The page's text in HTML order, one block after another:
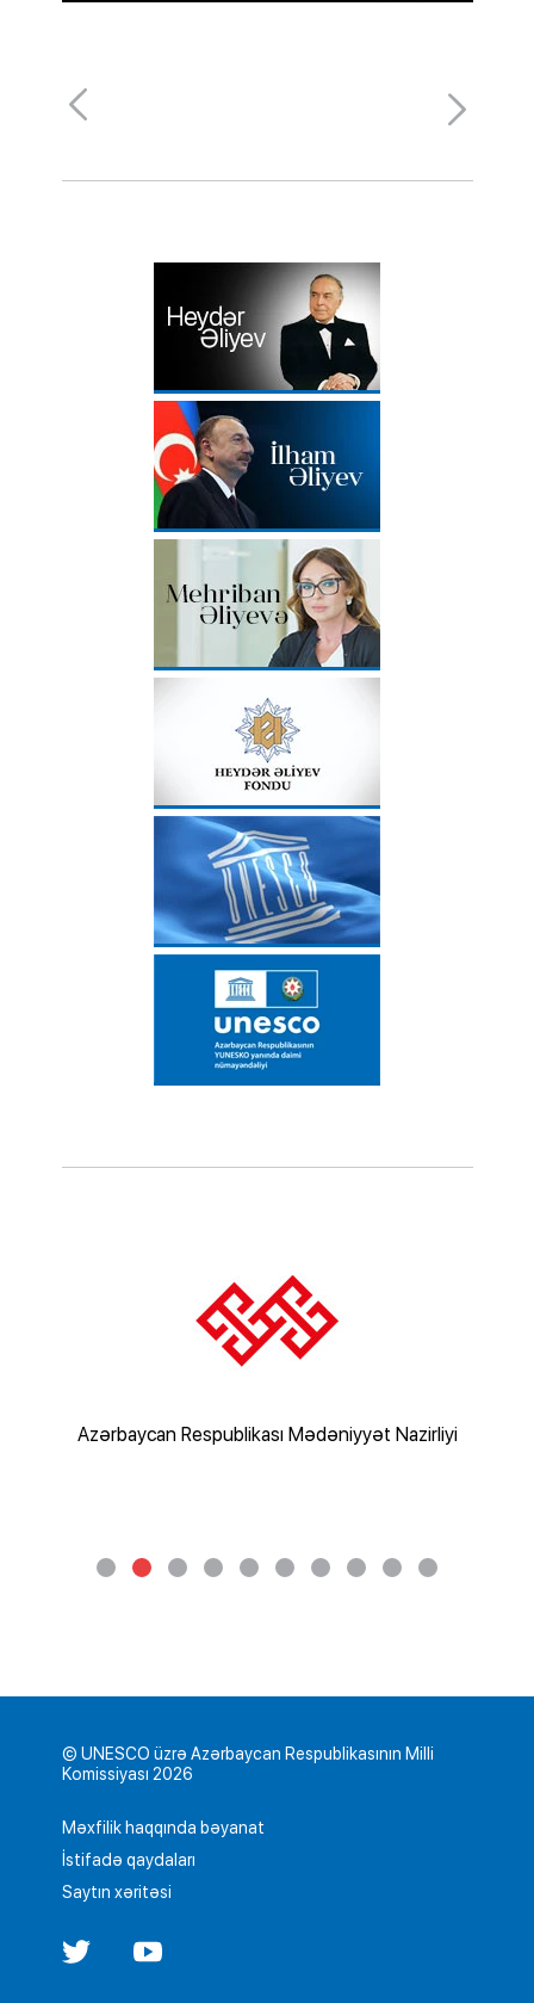
Azərbaycan Respublikası Mədəniyyət Nazirliyi
© UNESCO üzrə Azərbaycan Respublikasının Milli
Komissiyası 2026
Məxfilik haqqında bəyanat
İstifadə qaydaları
Saytın xəritəsi